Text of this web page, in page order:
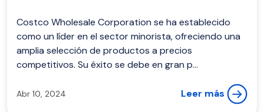
Costco Wholesale Corporation se ha establecido
como un líder en el sector minorista, ofreciendo una
amplia selección de productos a precios
competitivos. Su éxito se debe en gran p...
Abr 10, 2024 Leer más